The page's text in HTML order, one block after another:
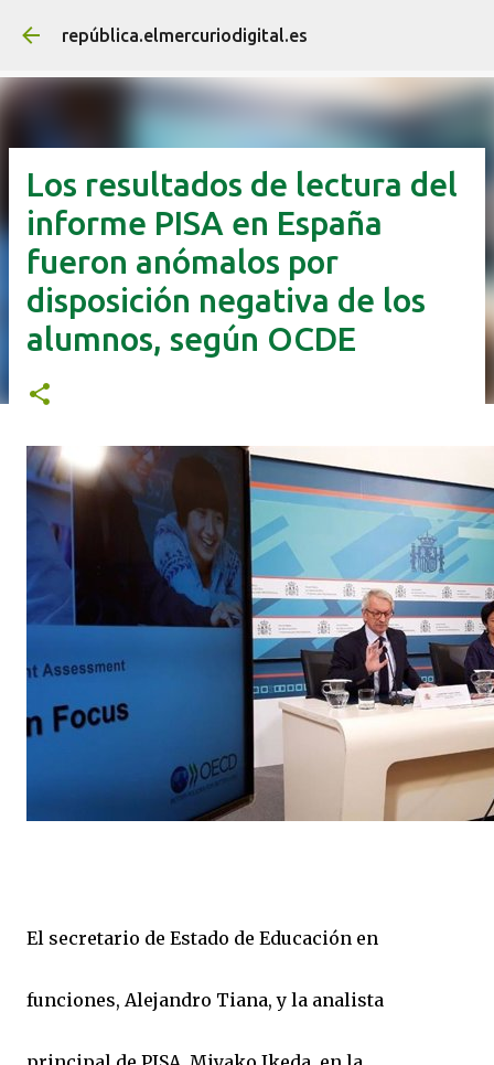
Ir al contenido principal
república.elmercuriodigital.es
Los resultados de lectura del
informe PISA en España
fueron anómalos por
disposición negativa de los
alumnos, según OCDE
El secretario de Estado de Educación en
funciones, Alejandro Tiana, y la analista